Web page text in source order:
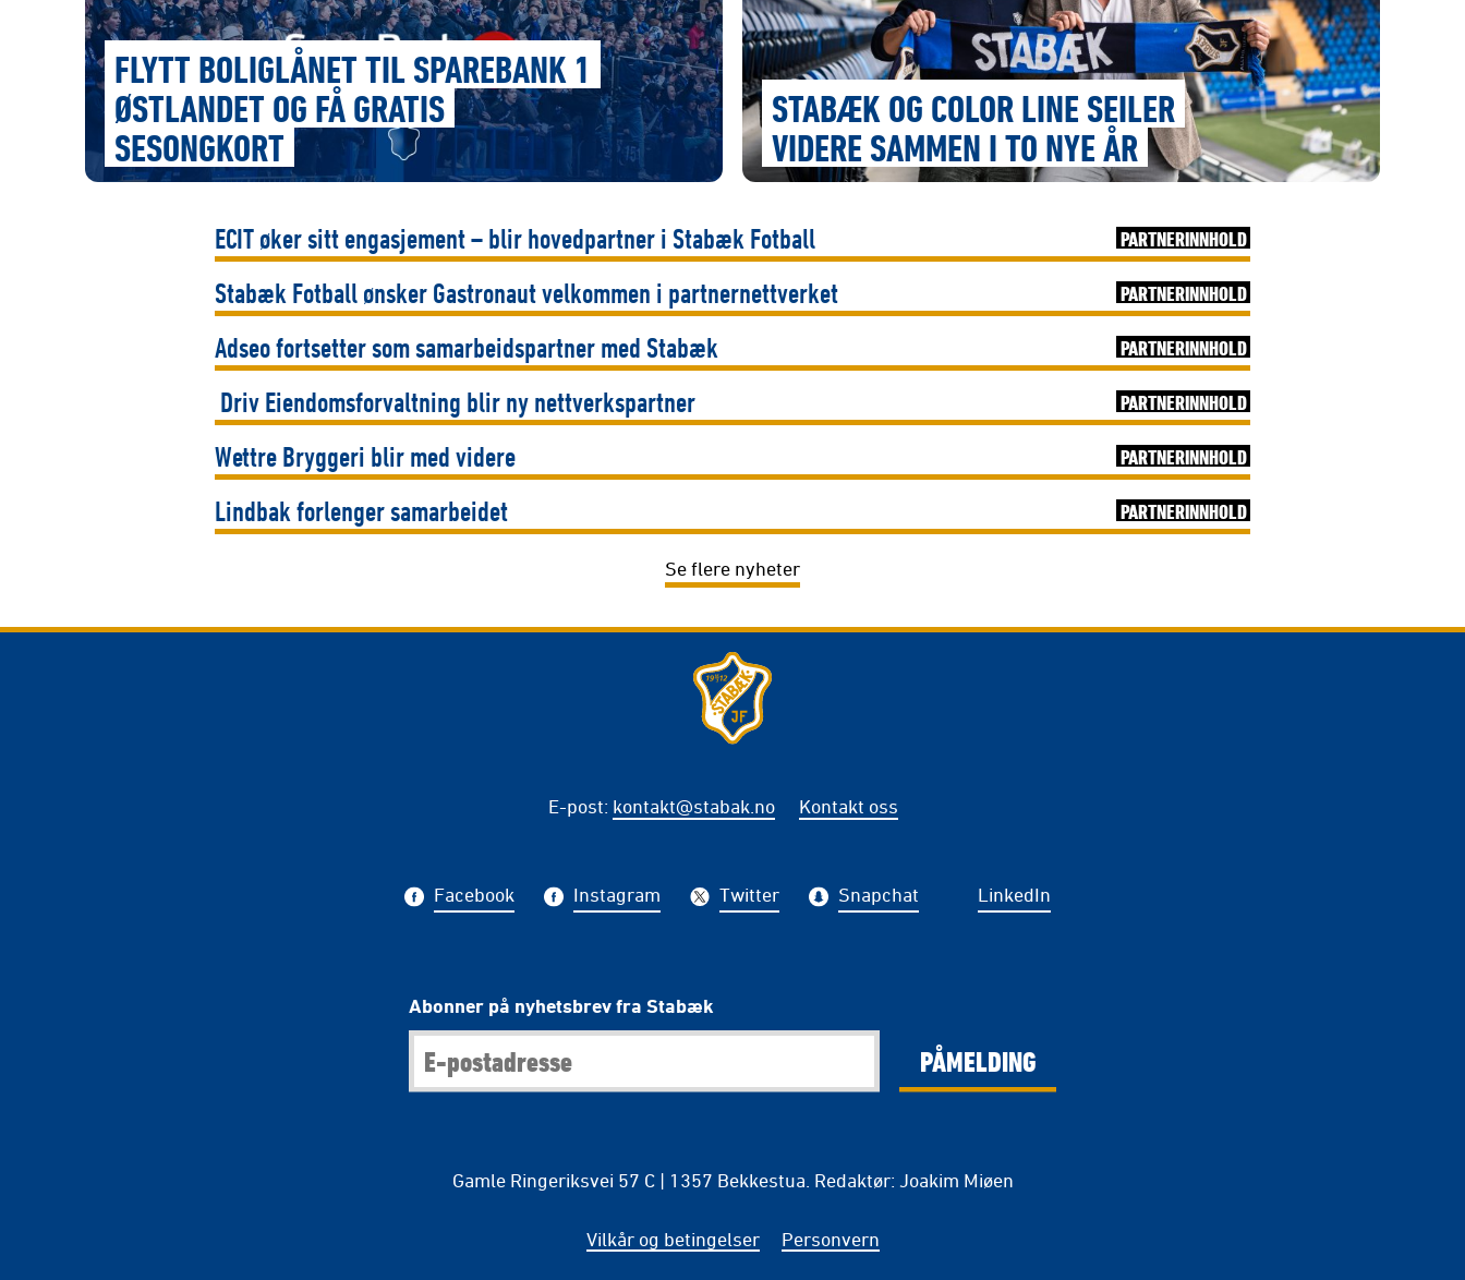
FLYTT BOLIGLÅNET TIL SPAREBANK 1
ØSTLANDET OG FÅ GRATIS
SESONGKORT
STABÆK OG COLOR LINE SEILER
VIDERE SAMMEN I TO NYE ÅR
ECIT øker sitt engasjement – blir hovedpartner i Stabæk Fotball PARTNERINNHOLD
Stabæk Fotball ønsker Gastronaut velkommen i partnernettverket PARTNERINNHOLD
Adseo fortsetter som samarbeidspartner med Stabæk PARTNERINNHOLD
Driv Eiendomsforvaltning blir ny nettverkspartner PARTNERINNHOLD
Wettre Bryggeri blir med videre PARTNERINNHOLD
Lindbak forlenger samarbeidet PARTNERINNHOLD
Se flere nyheter
E-post: kontakt@stabak.no Kontakt oss
Facebook Instagram Twitter Snapchat LinkedIn
Abonner på nyhetsbrev fra Stabæk
PÅMELDING
Gamle Ringeriksvei 57 C | 1357 Bekkestua. Redaktør: Joakim Miøen
Vilkår og betingelser Personvern